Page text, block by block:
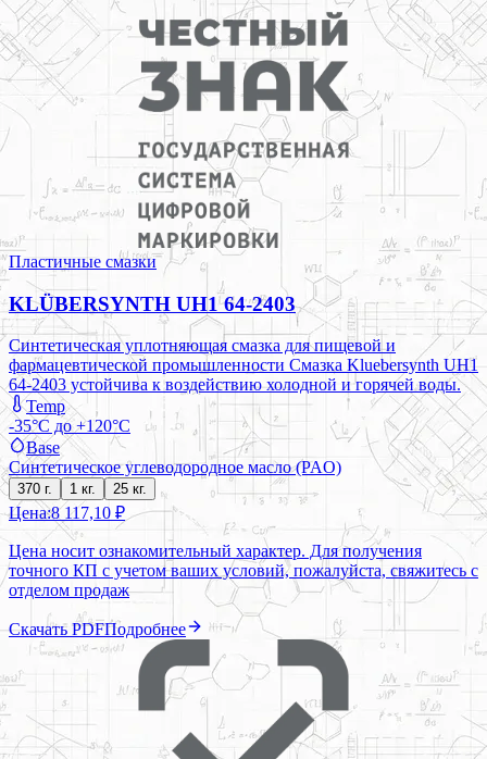
Пластичные смазки
KLÜBERSYNTH UH1 64-2403
Синтетическая уплотняющая смазка для пищевой и
фармацевтической промышленности Смазка Kluebersynth UH1
64-2403 устойчива к воздействию холодной и горячей воды.
Temp
-35°C до +120°C
Base
Синтетическое углеводородное масло (PAO)
370 г. 1 кг. 25 кг.
Цена:8 117,10 ₽
Цена носит ознакомительный характер. Для получения
точного КП с учетом ваших условий, пожалуйста, свяжитесь с
отделом продаж
Скачать PDFПодробнее